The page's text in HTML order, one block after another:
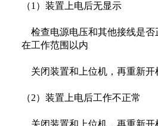
（1）装置上电后无显示
检查电源电压和其他接线是否
在工作范围以内
关闭装置和上位机，再重新开
（2）装置上电后工作不正常